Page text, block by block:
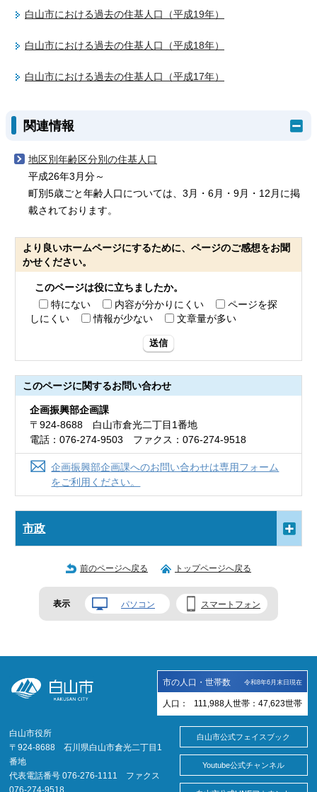
白山市における過去の住基人口（平成19年）
白山市における過去の住基人口（平成18年）
白山市における過去の住基人口（平成17年）
関連情報
地区別年齢区分別の住基人口
平成26年3月分～
町別5歳ごと年齢人口については、3月・6月・9月・12月に掲
載されております。
より良いホームページにするために、ページのご感想をお聞
かせください。
このページは役に立ちましたか。
特にない
内容が分かりにくい
ページを探
しにくい
情報が少ない 文章量が多い
送信
このページに関するお問い合わせ
企画振興部企画課
〒924-8688 白山市倉光二丁目1番地
電話：076-274-9503 ファクス：076-274-9518
企画振興部企画課へのお問い合わせは専用フォーム
をご利用ください。
市政
前のページへ戻る トップページへ戻る
表示 パソコン スマートフォン
市の人口・世帯数 令和8年6月末日現在
人口： 111,988 人 世帯： 47,623世帯
白山市役所
〒924-8688 石川県白山市倉光二丁目1
番地
代表電話番号 076-276-1111 ファクス
076-274-9518
白山市公式フェイスブック
Youtube公式チャンネル